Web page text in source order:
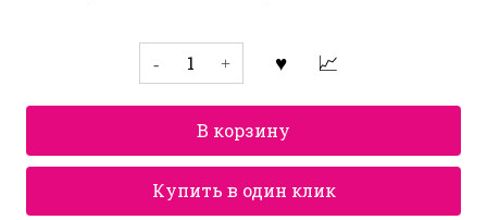
Количество
товара
Опция
для
ленточной
библиотеки
Quantum
Scalar
для
i2000
В корзину
Купить в один клик